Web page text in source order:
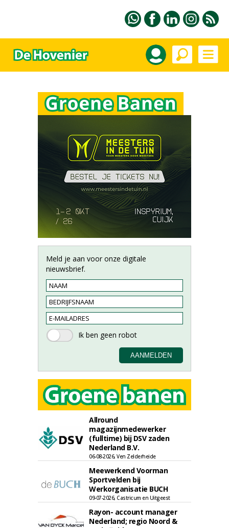
Meld je aan voor onze digitale
nieuwsbrief.
Allround
magazijnmedewerker
(fulltime) bij DSV zaden
Nederland B.V.
06-08-2026, Ven Zelderheide
Meewerkend Voorman
Sportvelden bij
Werkorganisatie BUCH
09-07-2026, Castricum en Uitgeest
Rayon- account manager
Nederland; regio Noord &